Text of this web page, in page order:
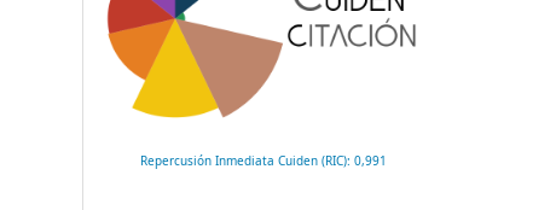
Repercusión Inmediata Cuiden (RIC): 0,991